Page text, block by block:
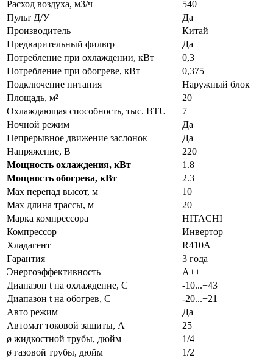
Расход воздуха, м3/ч
540
Пульт Д/У
Да
Производитель
Китай
Предварительный фильтр
Да
Потребление при охлаждении, кВт
0,3
Потребление при обогреве, кВт
0,375
Подключение питания
Наружный блок
Площадь, м²
20
Охлаждающая способность, тыс. BTU
7
Ночной режим
Да
Непрерывное движение заслонок
Да
Напряжение, В
220
Мощность охлаждения, кВт
1.8
Мощность обогрева, кВт
2.3
Max перепад высот, м
10
Max длина трассы, м
20
Марка компрессора
HITACHI
Компрессор
Инвертор
Хладагент
R410A
Гарантия
3 года
Энергоэффективность
A++
Диапазон t на охлаждение, С
-10...+43
Диапазон t на обогрев, С
-20...+21
Авто режим
Да
Автомат токовой защиты, А
25
ø жидкостной трубы, дюйм
1/4
ø газовой трубы, дюйм
1/2